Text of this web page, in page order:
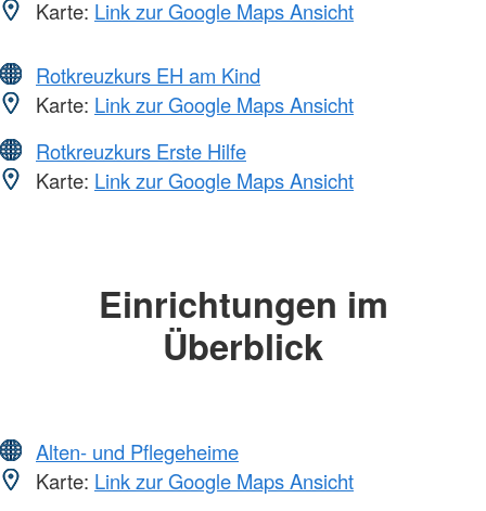
Karte: Link zur Google Maps Ansicht
Rotkreuzkurs EH am Kind
Karte: Link zur Google Maps Ansicht
Rotkreuzkurs Erste Hilfe
Karte: Link zur Google Maps Ansicht
Einrichtungen im
Überblick
Alten- und Pflegeheime
Karte: Link zur Google Maps Ansicht